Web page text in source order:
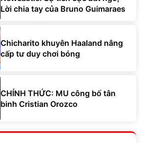
Lời chia tay của Bruno Guimaraes
Chicharito khuyên Haaland nâng
cấp tư duy chơi bóng
CHÍNH THỨC: MU công bố tân
binh Cristian Orozco